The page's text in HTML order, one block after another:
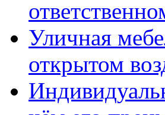
Уличная
открытом